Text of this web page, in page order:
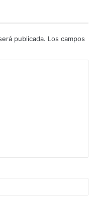
publicada. Los campos